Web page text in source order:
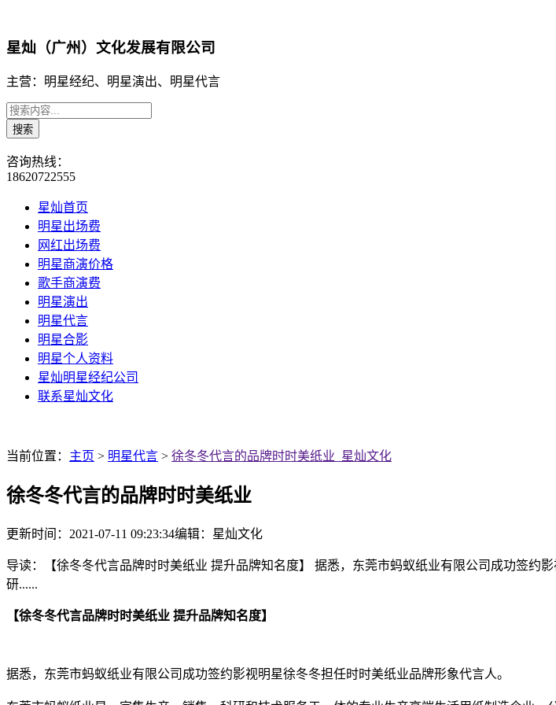
星灿（广州）文化发展有限公司
主营：明星经纪、明星演出、明星代言
咨询热线：
18620722555
星灿首页
明星出场费
网红出场费
明星商演价格
歌手商演费
明星演出
明星代言
明星合影
明星个人资料
星灿明星经纪公司
联系星灿文化
当前位置： 主页 > 明星代言 > 徐冬冬代言的品牌时时美纸业_星灿文化
徐冬冬代言的品牌时时美纸业
更新时间：2021-07-11 09:23:34编辑：星灿文化
导读：【徐冬冬代言品牌时时美纸业 提升品牌知名度】 据悉，东莞市蚂蚁纸业有限公司成功签
研......
【徐冬冬代言品牌时时美纸业 提升品牌知名度】
据悉，东莞市蚂蚁纸业有限公司成功签约影视明星徐冬冬担任时时美纸业品牌形象代言人。